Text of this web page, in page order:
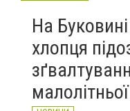
максимум
НОВИНИ
ВчораНа
хлопця